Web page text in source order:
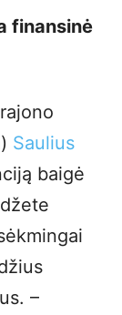
finansinė
Saulius
baigė
–